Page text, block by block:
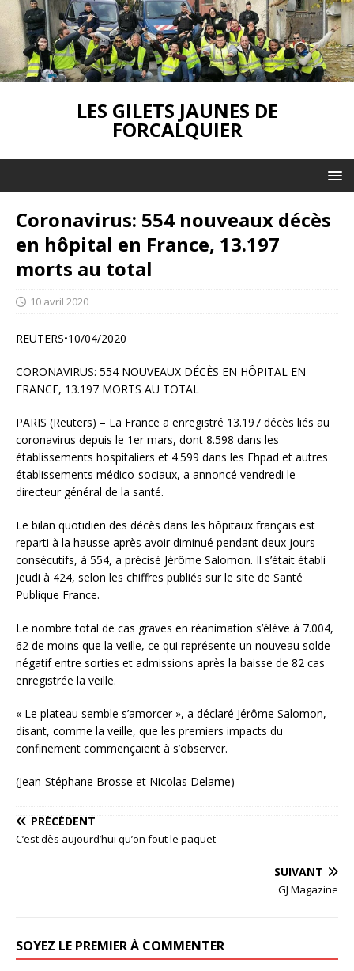
LES GILETS JAUNES DE
FORCALQUIER
Coronavirus: 554 nouveaux décès
en hôpital en France, 13.197
morts au total
10 avril 2020
REUTERS•10/04/2020
CORONAVIRUS: 554 NOUVEAUX DÉCÈS EN HÔPITAL EN
FRANCE, 13.197 MORTS AU TOTAL
PARIS (Reuters) – La France a enregistré 13.197 décès liés au
coronavirus depuis le 1er mars, dont 8.598 dans les
établissements hospitaliers et 4.599 dans les Ehpad et autres
établissements médico-sociaux, a annoncé vendredi le
directeur général de la santé.
Le bilan quotidien des décès dans les hôpitaux français est
reparti à la hausse après avoir diminué pendant deux jours
consécutifs, à 554, a précisé Jérôme Salomon. Il s’était établi
jeudi à 424, selon les chiffres publiés sur le site de Santé
Publique France.
Le nombre total de cas graves en réanimation s’élève à 7.004,
62 de moins que la veille, ce qui représente un nouveau solde
négatif entre sorties et admissions après la baisse de 82 cas
enregistrée la veille.
« Le plateau semble s’amorcer », a déclaré Jérôme Salomon,
disant, comme la veille, que les premiers impacts du
confinement commençaient à s’observer.
(Jean-Stéphane Brosse et Nicolas Delame)
PRÉCÉDENT
C’est dès aujourd’hui qu’on fout le paquet
SUIVANT
GJ Magazine
SOYEZ LE PREMIER À COMMENTER